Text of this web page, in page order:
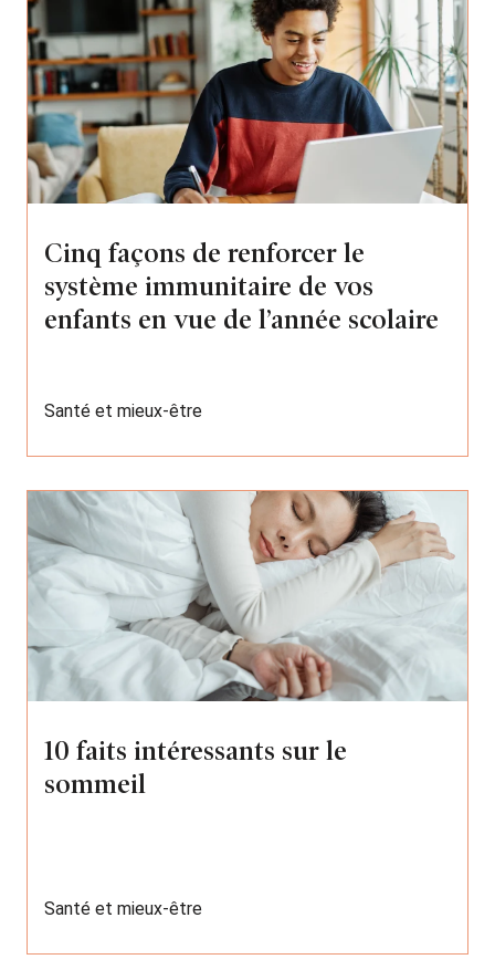
Cinq façons de renforcer le
système immunitaire de vos
enfants en vue de l’année scolaire
Santé et mieux-être
10 faits intéressants sur le
sommeil
Santé et mieux-être